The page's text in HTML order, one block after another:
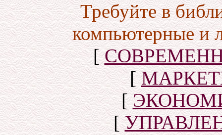
Требуйте в
компьютерные и
[
[
[
[